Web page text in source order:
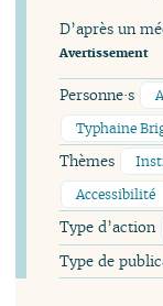
D’après un
Avertissement
Personne·s
Typhaine
Thèmes
Accessibilité
Type d’action
Type de